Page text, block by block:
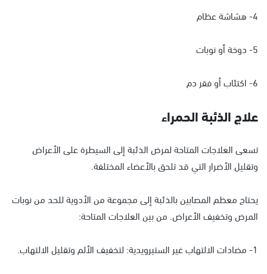
4- هشاشة عظام
5- دوخة أو نوبات
6- اكتئاب أو فقر دم
علاج الذئبة الحمراء
تسعى العلاجات المتاحة لمرض الذئبة إلى السيطرة على الأعراض
وتقليل الأضرار التي قد تلحق بالأعضاء المختلفة.
يحتاج معظم المصابين بالذئبة إلى مجموعة من الأدوية للحد من نوبات
المرض وتخفيف الأعراض. من بين العلاجات المتاحة:
1- مضادات الالتهاب غير الستيرويدية: لتخفيف الألم وتقليل الالتهاب.